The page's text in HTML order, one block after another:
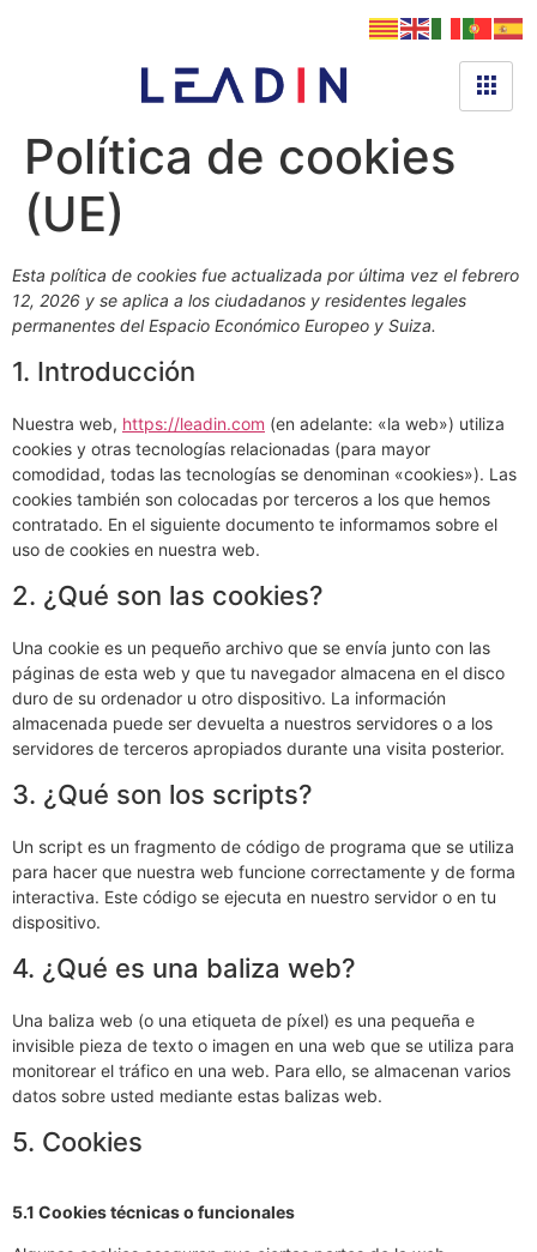
Política de cookies
(UE)
Esta política de cookies fue actualizada por última vez el febrero
12, 2026 y se aplica a los ciudadanos y residentes legales
permanentes del Espacio Económico Europeo y Suiza.
1. Introducción
Nuestra web, https://leadin.com (en adelante: «la web») utiliza
cookies y otras tecnologías relacionadas (para mayor
comodidad, todas las tecnologías se denominan «cookies»). Las
cookies también son colocadas por terceros a los que hemos
contratado. En el siguiente documento te informamos sobre el
uso de cookies en nuestra web.
2. ¿Qué son las cookies?
Una cookie es un pequeño archivo que se envía junto con las
páginas de esta web y que tu navegador almacena en el disco
duro de su ordenador u otro dispositivo. La información
almacenada puede ser devuelta a nuestros servidores o a los
servidores de terceros apropiados durante una visita posterior.
3. ¿Qué son los scripts?
Un script es un fragmento de código de programa que se utiliza
para hacer que nuestra web funcione correctamente y de forma
interactiva. Este código se ejecuta en nuestro servidor o en tu
dispositivo.
4. ¿Qué es una baliza web?
Una baliza web (o una etiqueta de píxel) es una pequeña e
invisible pieza de texto o imagen en una web que se utiliza para
monitorear el tráfico en una web. Para ello, se almacenan varios
datos sobre usted mediante estas balizas web.
5. Cookies
5.1 Cookies técnicas o funcionales